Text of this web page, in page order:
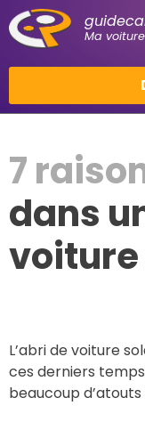
Ma
7
dans
L’abri de voiture
ces derniers
beaucoup d’atouts